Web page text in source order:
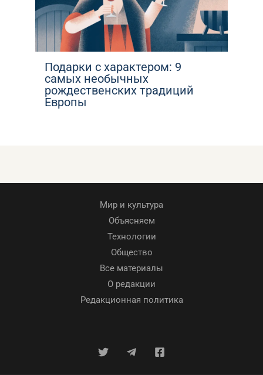
Подарки с характером: 9
самых необычных
рождественских традиций
Европы
Мир и культура
Объясняем
Технологии
Общество
Все материалы
О редакции
Редакционная политика